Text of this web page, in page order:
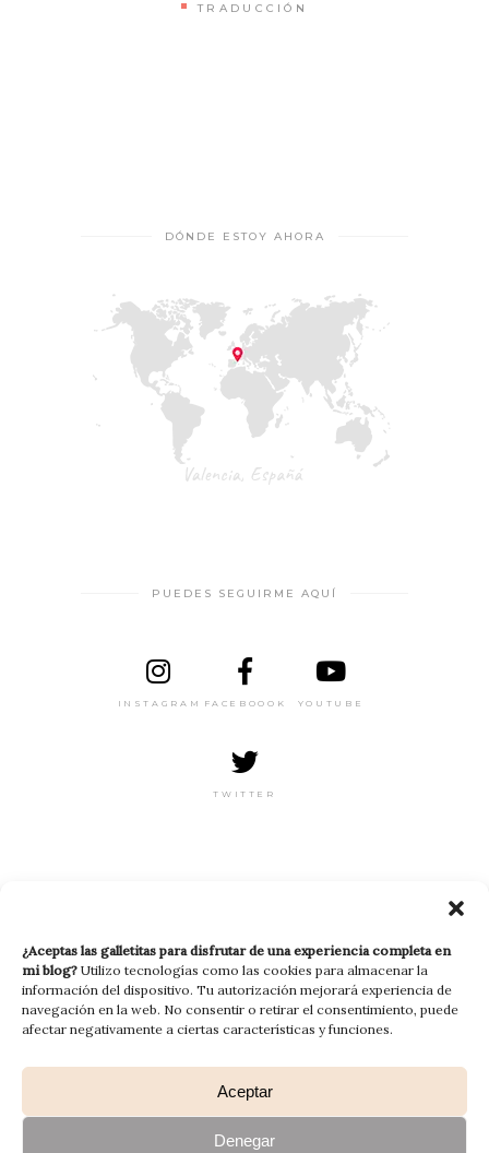
¿Aceptas las galletitas para disfrutar de una experiencia completa en
mi blog? Utilizo tecnologías como las cookies para almacenar la
información del dispositivo. Tu autorización mejorará experiencia de
navegación en la web. No consentir o retirar el consentimiento, puede
afectar negativamente a ciertas características y funciones.
Aceptar
Denegar
TRADUCCIÓN
DÓNDE ESTOY AHORA
PUEDES SEGUIRME AQUÍ
INSTAGRAM FACEBOOOK YOUTUBE
TWITTER